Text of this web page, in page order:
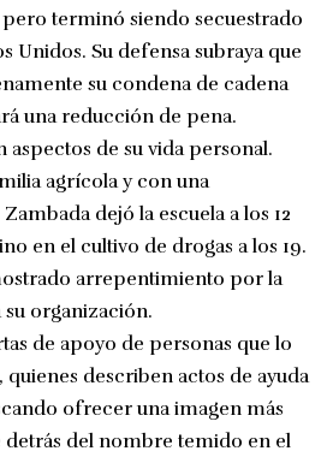
terminó siendo secuestrado
Unidos. Su defensa subraya que
su condena de cadena
una reducción de pena.
de su vida personal.
agrícola y con una
dejó la escuela a los 12
en el cultivo de drogas a los 19.
arrepentimiento por la
organización.
de apoyo de personas que lo
describen actos de ayuda
ofrecer una imagen más
del nombre temido en el